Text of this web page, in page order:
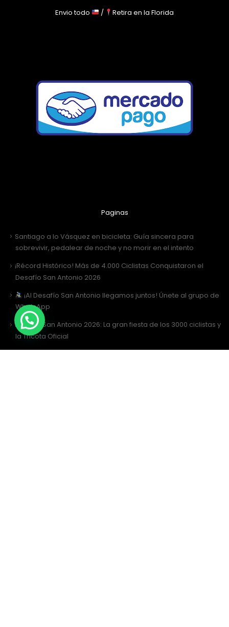
Envio todo / Retira en la Florida
Paginas
Santiago a lo Vásquez en bicicleta: Guía sincera para
sobrevivir, pedalear de noche y no morir en el intento
¡Récord Histórico! Más de 4.000 Ciclistas Conquistaron el
Desafío San Antonio 2026
¡Al Desafío San Antonio llegamos juntos! Únete al grupo de
WhatsApp
Desafío San Antonio 2026: La gran fiesta de los 3000 ciclistas y
la Tricota Oficial